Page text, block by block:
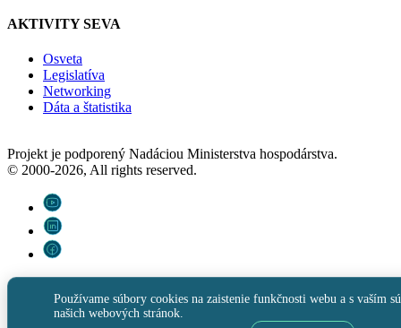
AKTIVITY SEVA
Osveta
Legislatíva
Networking
Dáta a štatistika
Projekt je podporený Nadáciou Ministerstva hospodárstva.
© 2000-2026, All rights reserved.
Používame súbory cookies na zaistenie funkčnosti webu a s vaším
našich webových stránok.